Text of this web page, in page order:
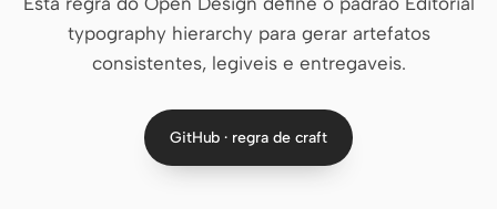
HTML Video
Codex Slides
typography hierarchy para gerar artefatos
consistentes, legiveis e entregaveis.
GitHub · regra de craft